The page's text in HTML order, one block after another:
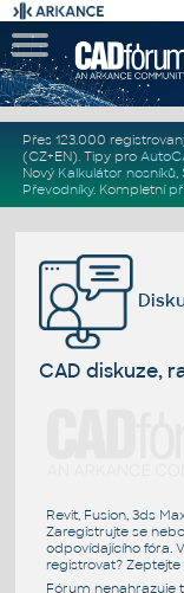
Přes 123.000
(CZ+EN). Tipy pro
Nový Kalkulátor nosníků,
Převodníky. Kompletní
CAD diskuze,
Revit, Fusion, 3ds
Zaregistrujte se
odpovídajícího fóra.
registrovat? Zeptejte
Fórum nenahrazuje